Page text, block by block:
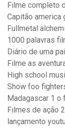
Filme completo
Capitão america
Fullmetal
1000 palavras
Diário de uma
Filme as
High school
Show foo
Madagascar 1
Filmes de ação
lançamento